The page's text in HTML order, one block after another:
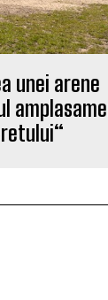
unei arene